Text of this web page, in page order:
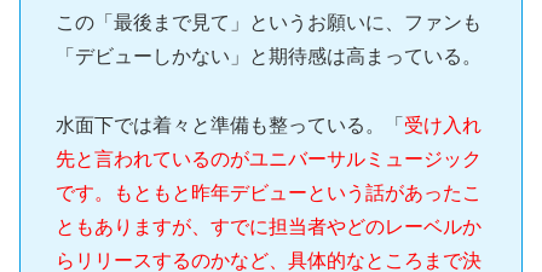
この「最後まで見て」というお願いに、ファンも
「デビューしかない」と期待感は高まっている。
水面下では着々と準備も整っている。「 受け入れ
先と言われているのがユニバーサルミュージック
です。もともと昨年デビューという話があったこ
ともありますが、すでに担当者やどのレーベルか
らリリースするのかなど、具体的なところまで決